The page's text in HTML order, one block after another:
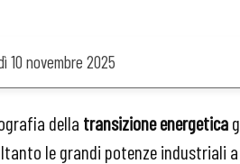
10 novembre 2025
della transizione energetica
le grandi potenze industriali a